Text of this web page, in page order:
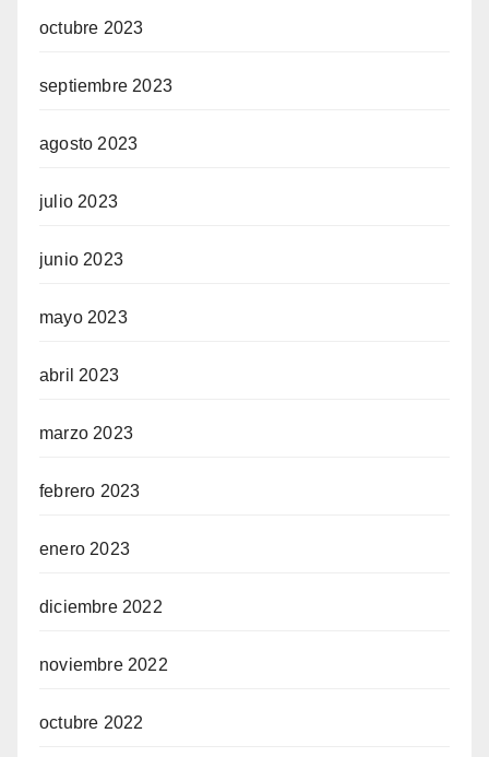
octubre 2023
septiembre 2023
agosto 2023
julio 2023
junio 2023
mayo 2023
abril 2023
marzo 2023
febrero 2023
enero 2023
diciembre 2022
noviembre 2022
octubre 2022